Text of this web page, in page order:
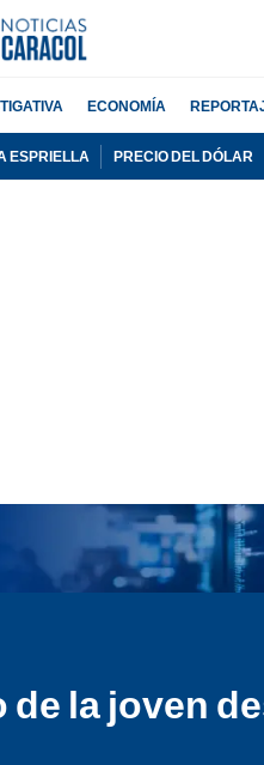
ECONOMÍA
ESPRIELLA PRECIO DEL DÓLAR
la joven